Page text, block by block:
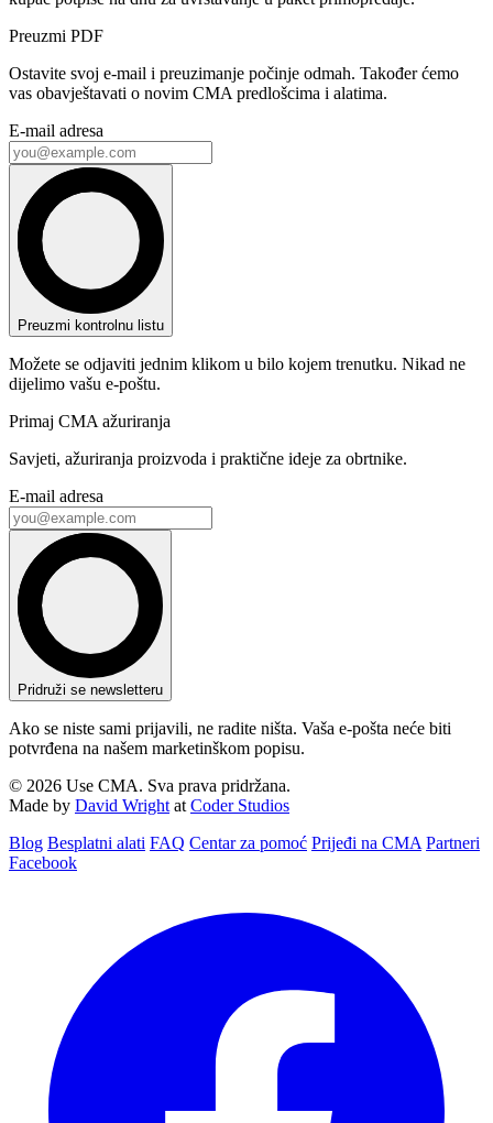
Preuzmi PDF
Ostavite svoj e-mail i preuzimanje počinje odmah. Također ćemo
vas obavještavati o novim CMA predlošcima i alatima.
E-mail adresa
Preuzmi kontrolnu listu
Možete se odjaviti jednim klikom u bilo kojem trenutku. Nikad ne
dijelimo vašu e-poštu.
Primaj CMA ažuriranja
Savjeti, ažuriranja proizvoda i praktične ideje za obrtnike.
E-mail adresa
Pridruži se newsletteru
Ako se niste sami prijavili, ne radite ništa. Vaša e-pošta neće biti
potvrđena na našem marketinškom popisu.
© 2026 Use CMA. Sva prava pridržana.
Made by David Wright at Coder Studios
Blog‎ Besplatni alati FAQ Centar za pomoć Prijeđi na CMA Partneri
Facebook